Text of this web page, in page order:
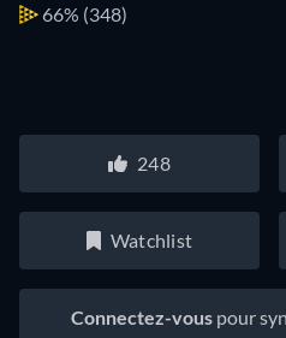
66% (348)
248
Watchlist
Connectez-vous pour